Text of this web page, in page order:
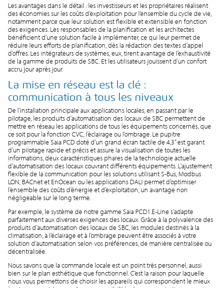
Les avantages dans le détail : les investisseurs et les propriétaires réalisent
des économies sur les coûts d’exploitation pour l’ensemble du cycle de vie,
notamment parce que leur solution est flexible et extensible en fonction
des exigences. Les responsables de la planification et les architectes
bénéficient d’une solution facile à implémenter, ce qui leur permet de
réduire leurs efforts de planification, dès la rédaction des textes d’appel
d’offres. Les intégrateurs de systèmes, eux, tirent avantage de l’exhaustivité
de la gamme de produits de SBC. Et les utilisateurs jouissent d’un confort
accru jour après jour.
La mise en réseau est la clé :
communication à tous les niveaux
De l’installation principale aux applications locales, en passant par le
pilotage, les produits d’automatisation des locaux de SBC permettent de
mettre en réseau les applications de tous les équipements concernés, que
ce soit pour la fonction CVC, l’éclairage ou l’ombrage. Le pupitre
programmable Saia PCD doté d’un grand écran tactile de 4,3” est garant
d’un pilotage rapide et précis et assure la visualisation de toutes les
informations, deux caractéristiques phares de la technologie actuelle
d’automatisation des locaux couvrant différents équipements. L’ajustement
flexible de la communication pour les solutions utilisant S-Bus, Modbus
LON, BACnet et EnOcean ou les applications DALI permet d’optimiser
l’ensemble des coûts d’énergie et d’exploitation, un avantage non
négligeable sur le long terme.
Par exemple, le système de notre gamme Saia PCD1.E-Line s’adapte
parfaitement aux diverses exigences des locaux. Grâce à la polyvalence des
produits d’automatisation des locaux de SBC, les modules destinés à la
climatisation, à l’éclairage et à l’ombrage peuvent être associés à votre
solution d’automatisation selon vos préférences, de manière centralisée ou
décentralisée.
Nous savons que la commande locale est un point très personnel, aussi
bien sur le plan esthétique que fonctionnel. C’est la raison pour laquelle
nous vous permettons de choisir les appareils qui correspondent le mieux